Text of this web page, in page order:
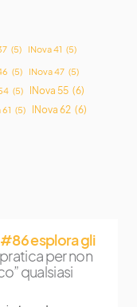
(5) INova 41 (5)
(5) INova 47 (5)
(5) INova 55 (6)
(5) INova 62 (6)
esplora gli
per non
qualsiasi